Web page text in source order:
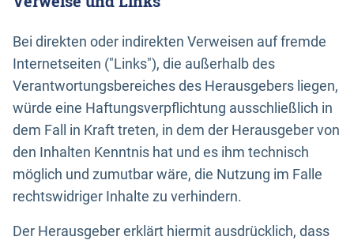
Bei direkten oder indirekten Verweisen auf fremde
Internetseiten ("Links"), die außerhalb des
Verantwortungsbereiches des Herausgebers liegen,
würde eine Haftungsverpflichtung ausschließlich in
dem Fall in Kraft treten, in dem der Herausgeber von
den Inhalten Kenntnis hat und es ihm technisch
möglich und zumutbar wäre, die Nutzung im Falle
rechtswidriger Inhalte zu verhindern.
Der Herausgeber erklärt hiermit ausdrücklich, dass